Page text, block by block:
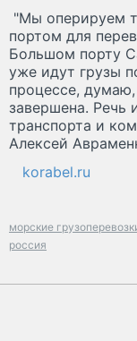
"Мы оперируем
портом для
Большом порту
уже идут грузы
процессе,
завершена. Речь
транспорта и
Алексей
korabel.ru
морские
россия